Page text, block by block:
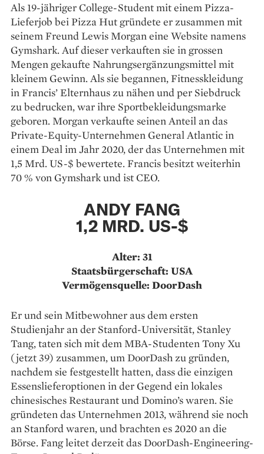
Als 19-jähriger College-Student mit einem Pizza-
Lieferjob bei Pizza Hut gründete er zusammen mit
seinem Freund Lewis Morgan eine Website namens
Gymshark. Auf dieser verkauften sie in grossen
Mengen gekaufte Nahrungsergänzungsmittel mit
kleinem Gewinn. Als sie begannen, Fitnesskleidung
in Francis’ Elternhaus zu nähen und per Siebdruck
zu bedrucken, war ihre Sportbekleidungsmarke
geboren. Morgan verkaufte seinen Anteil an das
Private-Equity-Unternehmen General Atlantic in
einem Deal im Jahr 2020, der das Unternehmen mit
1,5 Mrd. US-$ bewertete. Francis besitzt weiterhin
70 % von Gymshark und ist CEO.
ANDY FANG
1,2 MRD. US-$
Alter: 31
Staatsbürgerschaft: USA
Vermögensquelle: DoorDash
Er und sein Mitbewohner aus dem ersten
Studienjahr an der Stanford-Universität, Stanley
Tang, taten sich mit dem MBA-Studenten Tony Xu
(jetzt 39) zusammen, um DoorDash zu gründen,
nachdem sie festgestellt hatten, dass die einzigen
Essenslieferoptionen in der Gegend ein lokales
chinesisches Restaurant und Domino’s waren. Sie
gründeten das Unternehmen 2013, während sie noch
an Stanford waren, und brachten es 2020 an die
Börse. Fang leitet derzeit das DoorDash-Engineering-